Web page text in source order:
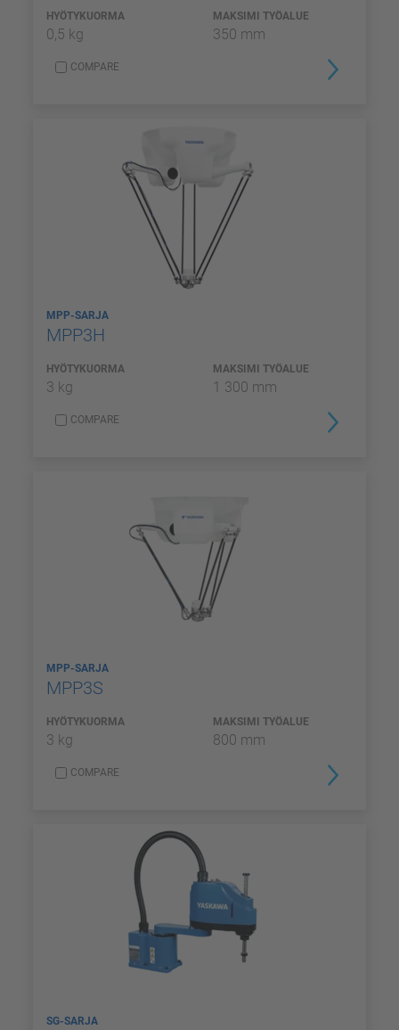
HYÖTYKUORMA
0,5 kg
MAKSIMI TYÖALUE
350 mm
COMPARE
MPP-SARJA
MPP3H
HYÖTYKUORMA
3 kg
MAKSIMI TYÖALUE
1 300 mm
COMPARE
MPP-SARJA
MPP3S
HYÖTYKUORMA
3 kg
MAKSIMI TYÖALUE
800 mm
COMPARE
SG-SARJA